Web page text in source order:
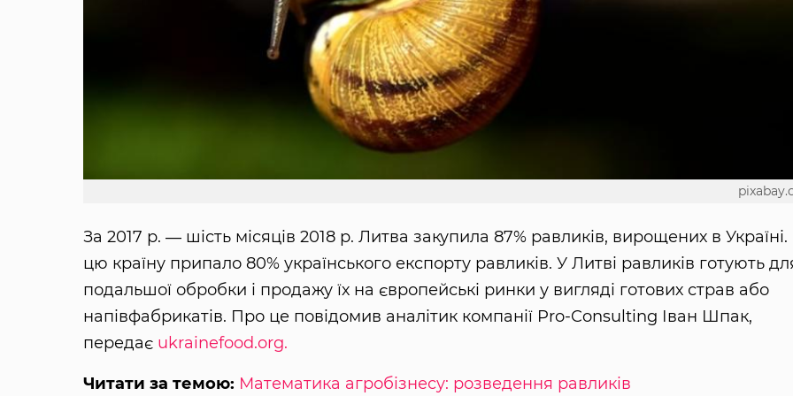
За 2017 р. ― шість місяців 2018 р. Литва закупила 87% равликів, вирощених в
цю країну припало 80% українського експорту равликів. У Литві равликів готують
подальшої обробки і продажу їх на європейські ринки у вигляді готових страв або
напівфабрикатів. Про це повідомив аналітик компанії Pro-Consulting Іван Шпак,
передає ukrainefood.org.
Читати за темою: Математика агробізнесу: розведення равликів